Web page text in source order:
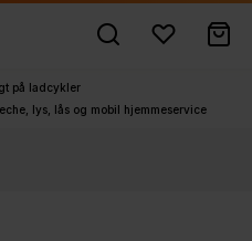
på ladcykler
lys, lås og mobil hjemmeservice